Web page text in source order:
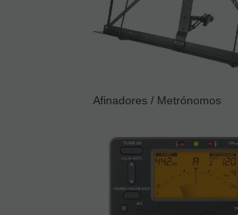
Afinadores / Metrónomos